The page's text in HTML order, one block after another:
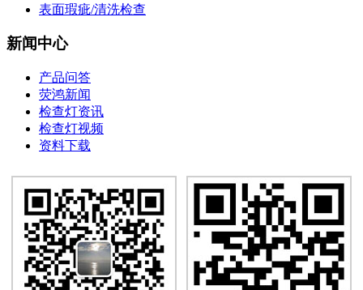
表面瑕疵/清洗检查
新闻中心
产品问答
荧鸿新闻
检查灯资讯
检查灯视频
资料下载